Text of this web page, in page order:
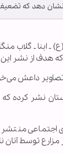
دهد که
ـ ابنا ـ گلاب
هدف از نشر
تصاویر داعش
نشر کرده
اجتماعی
توسط آنان